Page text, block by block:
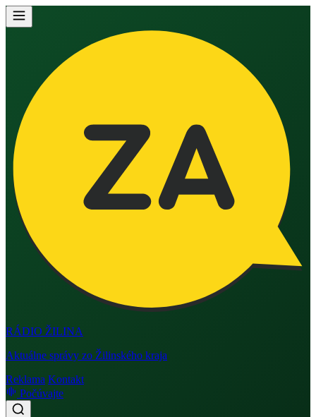
RÁDIO ŽILINA
Aktuálne správy zo Žilinského kraja
Reklama Kontakt
Počúvajte